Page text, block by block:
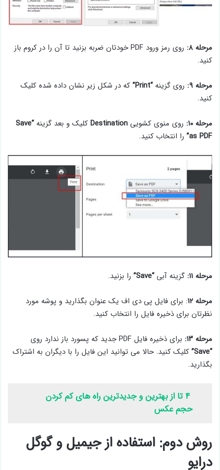
مرحله ۸:
روی رمز ورود PDF خودتان ضربه بزنید تا آن را در کروم باز
کنید.
مرحله ۹: روی گزینه“Print”
که در شکل زیر نشان داده شده کلیک
کنید.
مرحله ۱۰: روی منوی کشویی Destination کلیک و بعد گزینه “Save
as PDF” را انتخاب کنید.
مرحله ۱۱: گزینه آبی“Save” را بزنید.
مرحله ۱۲
: برای فایل پی دی اف یک عنوان بگذارید و پوشه مورد
نظرتان برای ذخیره فایل را انتخاب کنید.
مرحله ۱۳:
برای ذخیره فایل PDF جدید که پسورد باز ندارد روی
“Save”
کلیک کنید. حالا می توانید این فایل را با دیگران به اشتراک
بگذارید.
۴ تا از بهترین و جدیدترین راه های کم کردن
حجم عکس
روش دوم: استفاده از جیمیل و گوگل
درایو